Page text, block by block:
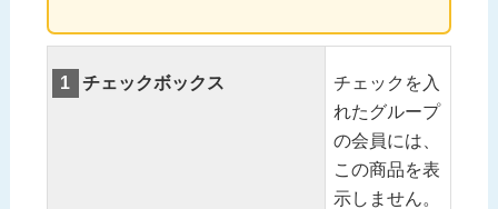
1 チェックボックス
チェックを入
れたグループ
の会員には、
この商品を表
示しません。